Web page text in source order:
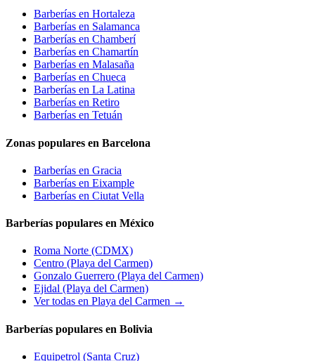
Barberías en Hortaleza
Barberías en Salamanca
Barberías en Chamberí
Barberías en Chamartín
Barberías en Malasaña
Barberías en Chueca
Barberías en La Latina
Barberías en Retiro
Barberías en Tetuán
Zonas populares en Barcelona
Barberías en Gracia
Barberías en Eixample
Barberías en Ciutat Vella
Barberías populares en México
Roma Norte (CDMX)
Centro (Playa del Carmen)
Gonzalo Guerrero (Playa del Carmen)
Ejidal (Playa del Carmen)
Ver todas en Playa del Carmen →
Barberías populares en Bolivia
Equipetrol (Santa Cruz)